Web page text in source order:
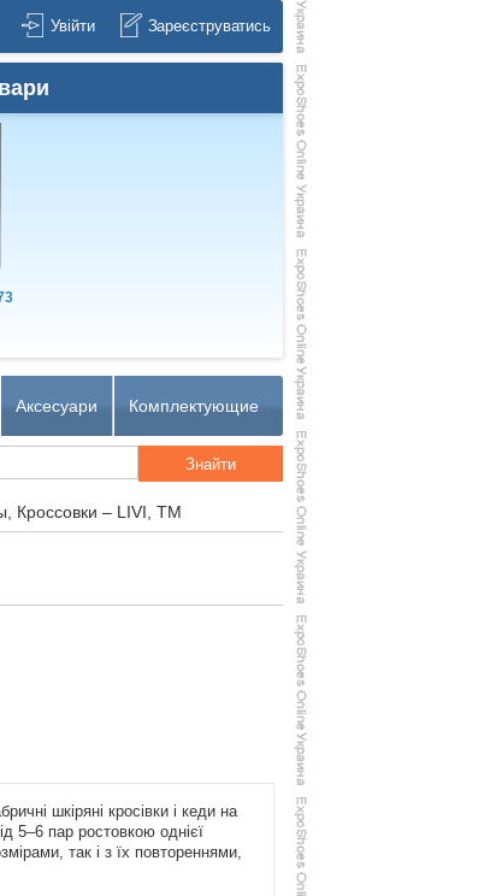
Увійти Зареєструватись
Аксесуари Комплектующие
Кроссовки – LIVI, TM
шкіряні кросівки і кеди на
5–6 пар ростовкою однієї
так і з їх повтореннями,